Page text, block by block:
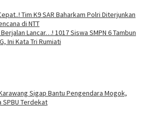
Tim K9 SAR Baharkam Polri Diterjunkan
di NTT
Lancar…! 1017 Siswa SMPN 6 Tambun
Ini Kata Tri Rumiati
Sigap Bantu Pengendara Mogok,
Terdekat